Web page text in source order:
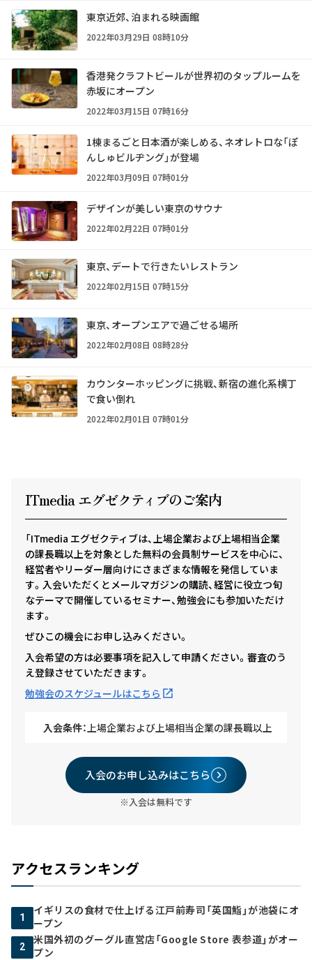
東京近郊、泊まれる映画館
2022年03月29日 08時10分
香港発クラフトビールが世界初のタップルームを
赤坂にオープン
2022年03月15日 07時16分
1棟まるごと日本酒が楽しめる、ネオレトロな「ぽ
んしゅビルヂング」が登場
2022年03月09日 07時01分
デザインが美しい東京のサウナ
2022年02月22日 07時01分
東京、デートで行きたいレストラン
2022年02月15日 07時15分
東京、オープンエアで過ごせる場所
2022年02月08日 08時28分
カウンターホッピングに挑戦、新宿の進化系横丁
で食い倒れ
2022年02月01日 07時01分
ITmedia エグゼクティ ブのご案内
「ITmedia エグゼクティブは、上場企業および上場相当企業
の課長職以上を対象とした無料の会員制サービスを中心に、
経営者やリーダー層向けにさまざまな情報を発信していま
す。入会いただくとメールマガジンの購読、経営に役立つ旬
なテーマで開催しているセミナー、勉強会にも参加いただけ
ます。
ぜひこの機会にお申し込みください。
入会希望の方は必要事項を記入して申請ください。審査のう
え登録させていただきます。
勉強会のスケジュールはこちら
入会条件： 上場企業および上場相当企業の課長職以上
入会のお申し込みはこちら
※入会は無料です
アクセスランキング
1
イギリスの食材で仕上げる江戸前寿司「英国鮨」が池袋にオ
ープン
2
米国外初のグーグル直営店「Google Store 表参道」がオー
プン